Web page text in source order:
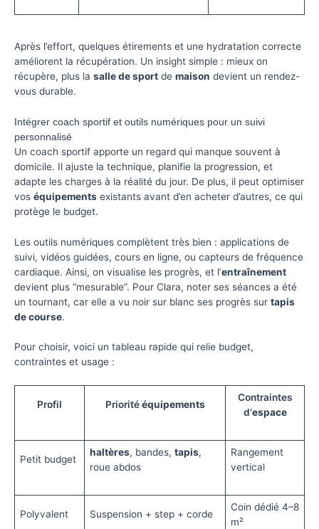
Après l’effort, quelques étirements et une hydratation correcte
améliorent la récupération. Un insight simple : mieux on
récupère, plus la salle de sport de maison devient un rendez-
vous durable.
Intégrer coach sportif et outils numériques pour un suivi
personnalisé
Un coach sportif apporte un regard qui manque souvent à
domicile. Il ajuste la technique, planifie la progression, et
adapte les charges à la réalité du jour. De plus, il peut optimiser
vos équipements existants avant d’en acheter d’autres, ce qui
protège le budget.
Les outils numériques complètent très bien : applications de
suivi, vidéos guidées, cours en ligne, ou capteurs de fréquence
cardiaque. Ainsi, on visualise les progrès, et l’entraînement
devient plus “mesurable”. Pour Clara, noter ses séances a été
un tournant, car elle a vu noir sur blanc ses progrès sur tapis
de course.
Pour choisir, voici un tableau rapide qui relie budget,
contraintes et usage :
Profil Prioritééquipements
Contraintes
d’espace
Petit budget
haltères, bandes, tapis,
roue abdos
Rangement
vertical
Polyvalent Suspension + step + corde
Coin dédié 4–8
m²